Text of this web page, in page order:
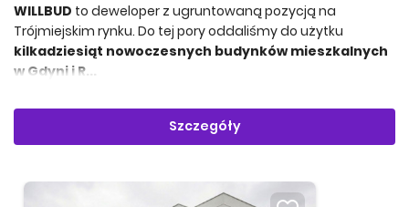
WILLBUD to deweloper z ugruntowaną pozycją na
Trójmiejskim rynku. Do tej pory oddaliśmy do użytku
kilkadziesiąt nowoczesnych budynków mieszkalnych
w Gdyni i R...
Szczegóły